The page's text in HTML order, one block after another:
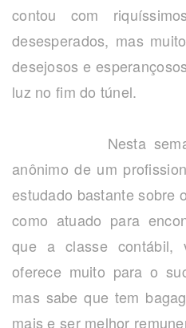
contou com
desesperados, mas
desejosos e
luz no fim do túnel.
Nesta semana
anônimo de um
estudado bastante sobre
como atuado para
que a classe contábil,
oferece muito para o
mas sabe que tem
mais e ser melhor